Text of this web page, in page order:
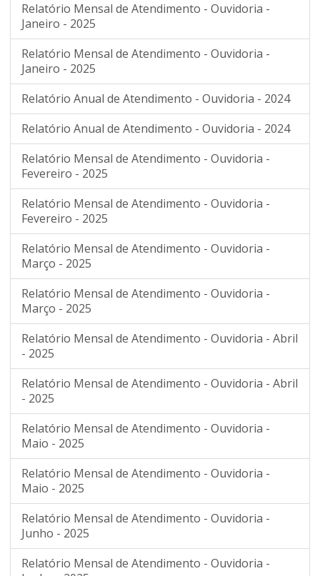
Relatório Mensal de Atendimento - Ouvidoria -
Janeiro - 2025
Relatório Mensal de Atendimento - Ouvidoria -
Janeiro - 2025
Relatório Anual de Atendimento - Ouvidoria - 2024
Relatório Anual de Atendimento - Ouvidoria - 2024
Relatório Mensal de Atendimento - Ouvidoria -
Fevereiro - 2025
Relatório Mensal de Atendimento - Ouvidoria -
Fevereiro - 2025
Relatório Mensal de Atendimento - Ouvidoria -
Março - 2025
Relatório Mensal de Atendimento - Ouvidoria -
Março - 2025
Relatório Mensal de Atendimento - Ouvidoria - Abril
- 2025
Relatório Mensal de Atendimento - Ouvidoria - Abril
- 2025
Relatório Mensal de Atendimento - Ouvidoria -
Maio - 2025
Relatório Mensal de Atendimento - Ouvidoria -
Maio - 2025
Relatório Mensal de Atendimento - Ouvidoria -
Junho - 2025
Relatório Mensal de Atendimento - Ouvidoria -